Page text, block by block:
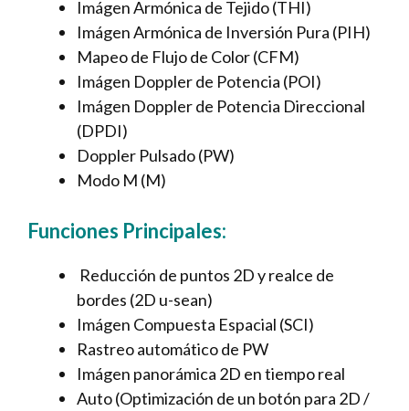
Imágen Armónica de Tejido (THI)
Imágen Armónica de Inversión Pura (PIH)
Mapeo de Flujo de Color (CFM)
Imágen Doppler de Potencia (POI)
Imágen Doppler de Potencia Direccional
(DPDI)
Doppler Pulsado (PW)
Modo M (M)
Funciones Principales:
Reducción de puntos 2D y realce de
bordes (2D u-sean)
Imágen Compuesta Espacial (SCI)
Rastreo automático de PW
Imágen panorámica 2D en tiempo real
Auto (Optimización de un botón para 2D /